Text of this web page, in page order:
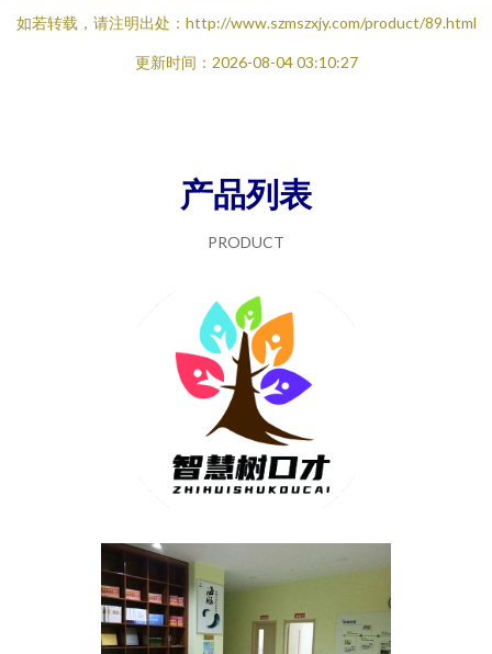
如若转载，请注明出处：http://www.szmszxjy.com/product/89.html
更新时间：2026-08-04 03:10:27
产品列表
PRODUCT